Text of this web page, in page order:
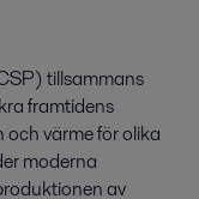
tillsammans
framtidens
värme för olika
moderna
av